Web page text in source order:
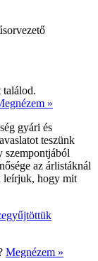
találod.
»
gyári és
teszünk
szempontjából
az árlistáknál
leírjuk, hogy mit
Megnézem »